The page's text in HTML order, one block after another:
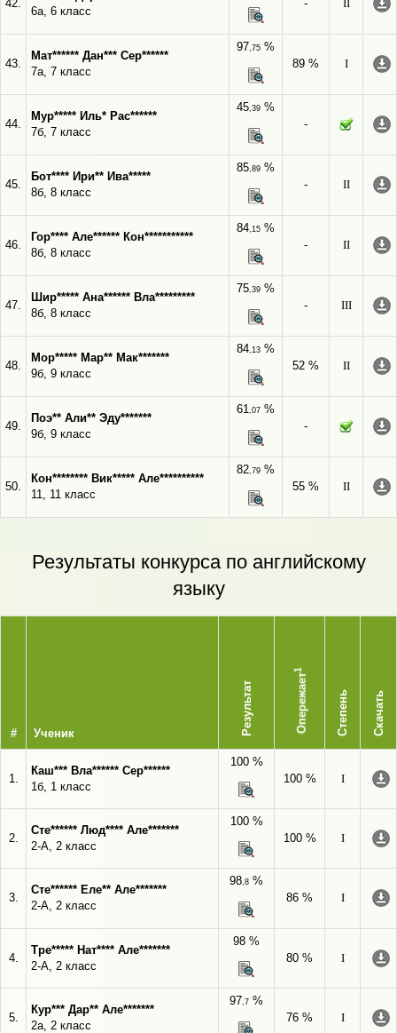
42.
6а, 6 класс
- II
43.
Мат****** Дан*** Сер******
7а, 7 класс
97,75 %
89 %
I
44.
Мур***** Иль* Рас******
7б, 7 класс
45,39 %
-
45.
Бот**** Ири** Ива*****
8б, 8 класс
85,89 %
-
II
46.
Гор**** Але****** Кон***********
8б, 8 класс
84,15 %
-
II
47.
Шир***** Ана****** Вла*********
8б, 8 класс
75,39 %
-
III
48.
Мор***** Мар** Мак*******
9б, 9 класс
84,13 %
52 %
II
49.
Поэ** Али** Эду*******
9б, 9 класс
61,07 %
-
50.
Кон******** Вик***** Але**********
11, 11 класс
82,79 %
55 %
II
Результаты конкурса по английскому
языку
# Ученик Результат Опережает
1
Степень Скачать
1.
Каш*** Вла****** Сер******
1б, 1 класс
100 %
100 %
I
2.
Сте****** Люд**** Але*******
2-А, 2 класс
100 %
100 %
I
3.
Сте****** Еле** Але*******
2-А, 2 класс
98,8 %
86 %
I
4.
Тре***** Нат**** Але*******
2-А, 2 класс
98 %
80 %
I
5.
Кур*** Дар** Але*******
2а, 2 класс
97,7 %
76 %
I